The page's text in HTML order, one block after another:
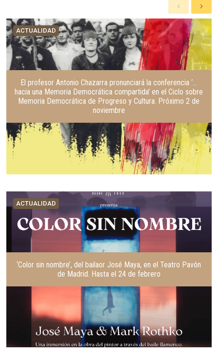
A
n
t
e
r
o
r
S
i
g
u
i
e
n
t
ACTUALIDAD
El profesor Antonio Chazarra pronunciará la conferencia ‘…
hacia una Memoria Democrática compartida’ en el Ciclo sobre
Memoria Democrática de Progreso y Cultura. Próximo 2 de
noviembre
ACTUALIDAD
‘Color sin nombre’, del bailaor José Maya, en el Teatro Pavón
de Madrid. Hasta el 24 de febrero